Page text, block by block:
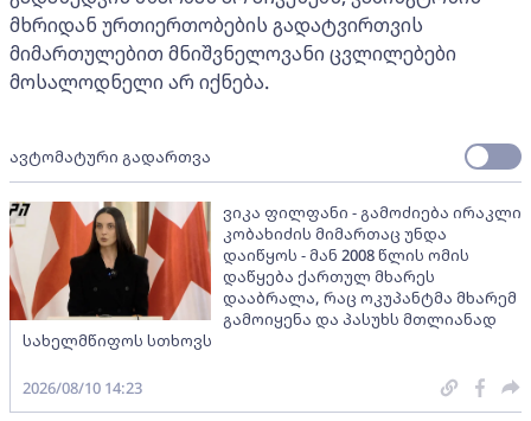
მხრიდან ურთიერთობების გადატვირთვის
მიმართულებით მნიშვნელოვანი ცვლილებები
მოსალოდნელი არ იქნება.
ავტომატური გადართვა
ვიკა ფილფანი - გამოძიება ირაკლი
კობახიძის მიმართაც უნდა
დაიწყოს - მან 2008 წლის ომის
დაწყება ქართულ მხარეს
დააბრალა, რაც ოკუპანტმა მხარემ
გამოიყენა და პასუხს მთლიანად
სახელმწიფოს სთხოვს
2026/08/10 14:23